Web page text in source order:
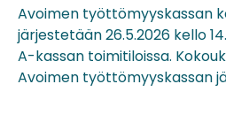
Avoimen työttömyyskassan
järjestetään 26.5.2026 kello
A-kassan toimitiloissa.
Avoimen työttömyyskassan